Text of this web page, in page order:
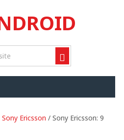
Sony Ericsson / Sony Ericsson: 9